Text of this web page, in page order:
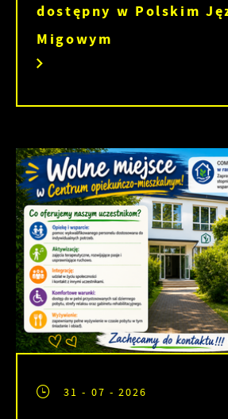
dostępny w Polskim
Migowym
31 - 07 - 2026